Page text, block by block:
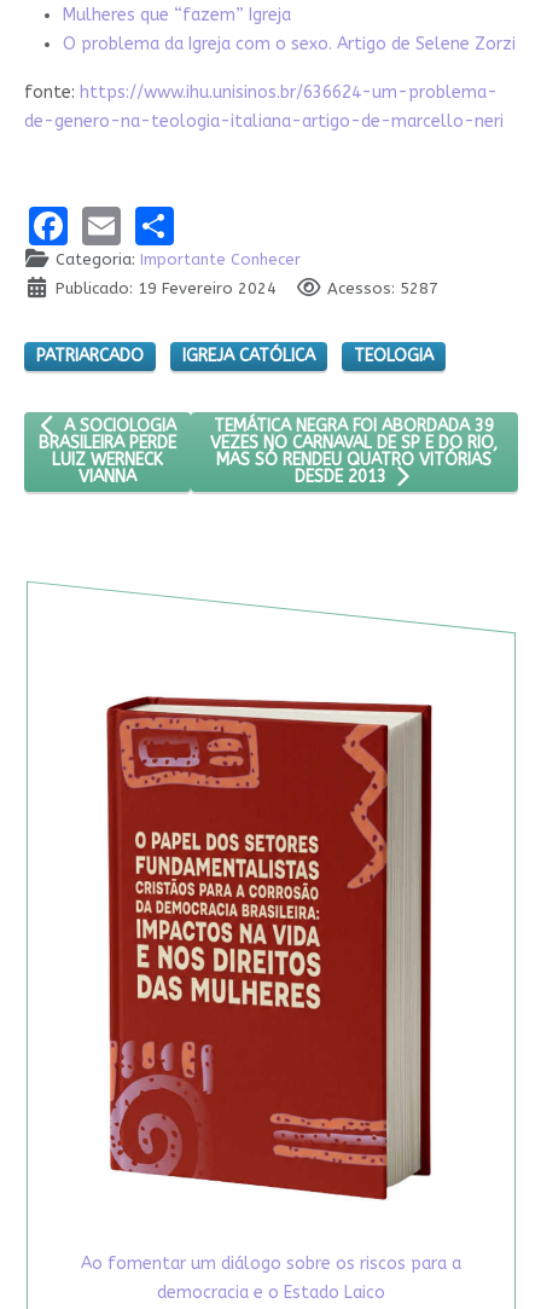
Mulheres que “fazem” Igreja
O problema da Igreja com o sexo. Artigo de Selene Zorzi
fonte: https://www.ihu.unisinos.br/636624-um-problema-
de-genero-na-teologia-italiana-artigo-de-marcello-neri
Facebook
EmailShare
Categoria: Importante Conhecer
Publicado: 19 Fevereiro 2024
Acessos: 5287
PATRIARCADO IGREJA CATÓLICA TEOLOGIA
ARTIGO ANTERIOR: A SOCIOLOGIA BRASILEIRA PERDE LUIZ
A SOCIOLOGIA
BRASILEIRA PERDE
LUIZ WERNECK
VIANNA
PRÓXIMO ARTIGO: TEMÁTICA NEGRA FOI
TEMÁTICA NEGRA FOI ABORDADA 39
VEZES NO CARNAVAL DE SP E DO RIO,
MAS SÓ RENDEU QUATRO VITÓRIAS
DESDE 2013
Ao fomentar um diálogo sobre os riscos para a
democracia e o Estado Laico